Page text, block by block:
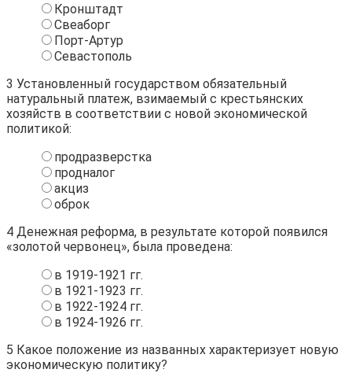
Кронштадт
Свеаборг
Порт-Артур
Севастополь
3 Установленный государством обязательный
натуральный платеж, взимаемый с крестьянских
хозяйств в соответствии с новой экономической
политикой:
продразверстка
продналог
акциз
оброк
4 Денежная реформа, в результате которой появился
«золотой червонец», была проведена:
в 1919-1921 гг.
в 1921-1923 гг.
в 1922-1924 гг.
в 1924-1926 гг.
5 Какое положение из названных характеризует новую
экономическую политику?